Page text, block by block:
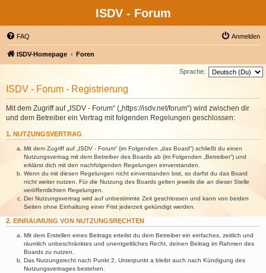
ISDV - Forum
FAQ Anmelden
ISDV-Homepage Foren
Sprache:
ISDV - Forum - Registrierung
Mit dem Zugriff auf „ISDV - Forum“ („https://isdv.net/forum“) wird zwischen dir
und dem Betreiber ein Vertrag mit folgenden Regelungen geschlossen:
1. NUTZUNGSVERTRAG
Mit dem Zugriff auf „ISDV - Forum“ (im Folgenden „das Board“) schließt du einen
Nutzungsvertrag mit dem Betreiber des Boards ab (im Folgenden „Betreiber“) und
erklärst dich mit den nachfolgenden Regelungen einverstanden.
Wenn du mit diesen Regelungen nicht einverstanden bist, so darfst du das Board
nicht weiter nutzen. Für die Nutzung des Boards gelten jeweils die an dieser Stelle
veröffentlichten Regelungen.
Der Nutzungsvertrag wird auf unbestimmte Zeit geschlossen und kann von beiden
Seiten ohne Einhaltung einer Frist jederzeit gekündigt werden.
2. EINRÄUMUNG VON NUTZUNGSRECHTEN
Mit dem Erstellen eines Beitrags erteilst du dem Betreiber ein einfaches, zeitlich und
räumlich unbeschränktes und unentgeltliches Recht, deinen Beitrag im Rahmen des
Boards zu nutzen.
Das Nutzungsrecht nach Punkt 2, Unterpunkt a bleibt auch nach Kündigung des
Nutzungsvertrages bestehen.